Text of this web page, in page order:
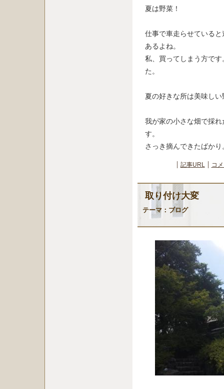
夏は野菜！
仕事で車走らせている
あるよね。
私、買ってしまう方で
た。
夏の好きな所は美味し
我が家の小さな畑で採
す。
さっき摘んできたばかり
記事URL コ
取り付け大変
テーマ： ブログ